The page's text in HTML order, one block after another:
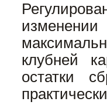
клубней
остатки